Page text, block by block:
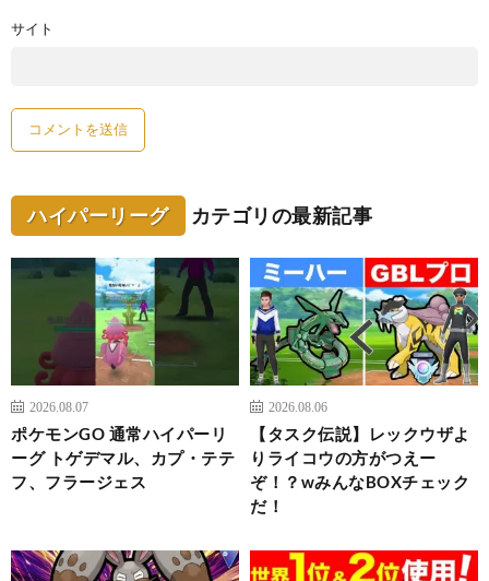
サイト
ハイパーリーグ カテゴリの最新記事
2026.08.07
ポケモンGO 通常ハイパーリ
ーグ トゲデマル、カプ・テテ
フ、フラージェス
2026.08.06
【タスク伝説】レックウザよ
りライコウの方がつえー
ぞ！？wみんなBOXチェック
だ！